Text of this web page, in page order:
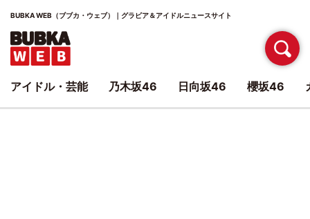
BUBKA WEB（ブブカ・ウェブ）｜グラビア＆アイドルニュースサイト
アイドル・芸能 乃木坂46 日向坂46 櫻坂46